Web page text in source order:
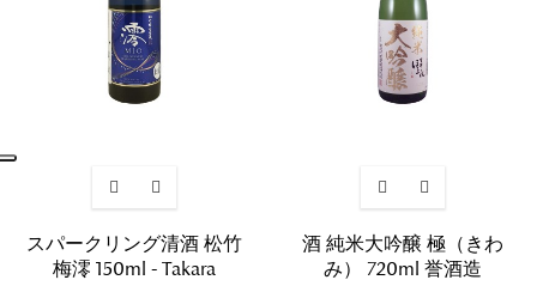
スパークリング清酒 松竹
梅澪 150ml - Takara
酒 純米大吟醸 極（きわ
み） 720ml 誉酒造